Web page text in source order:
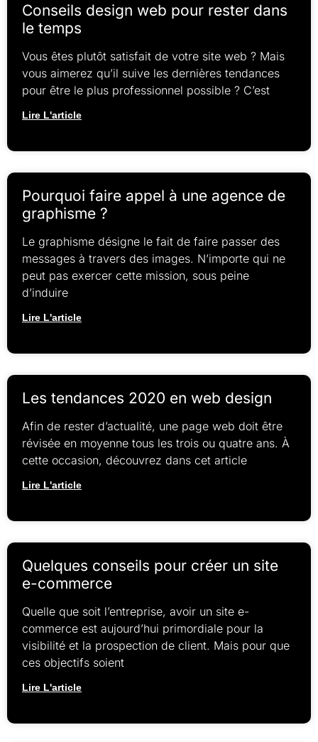
Conseils design web pour rester dans
le temps
Vous êtes plutôt satisfait de votre site web ? Mais
vous aimerez qu’il suive les dernières tendances
pour être le plus professionnel possible ? C’est
Lire L'article
Pourquoi faire appel à une agence de
graphisme ?
Le graphisme désigne le fait de faire passer des
messages à travers des images. N’importe qui ne
peut pas exercer cette mission, sous peine
d’induire
Lire L'article
Les tendances 2020 en web design
Afin de rester d’actualité, une page web doit être
révisée en moyenne tous les trois ou quatre ans. À
cette occasion, découvrez dans cet article
Lire L'article
Quelques conseils pour créer un site
e-commerce
Quelle que soit l’entreprise, avoir un site e-
commerce est aujourd’hui primordiale pour la
visibilité et la prospection de client. Mais pour que
ces objectifs soient
Lire L'article